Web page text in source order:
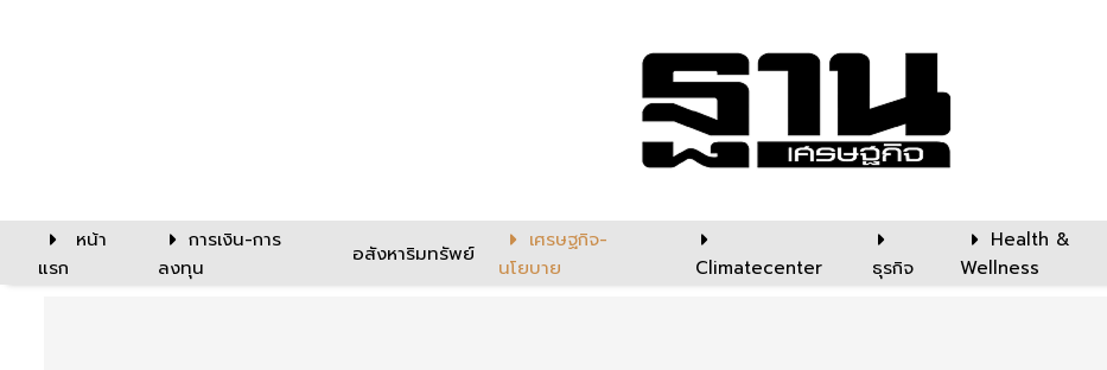
หน้า
แรก
การเงิน-การ
ลงทุน
อสังหาริมทรัพย์
เศรษฐกิจ-
นโยบาย
Climatecenter ธุรกิจ
Health &
Wellness